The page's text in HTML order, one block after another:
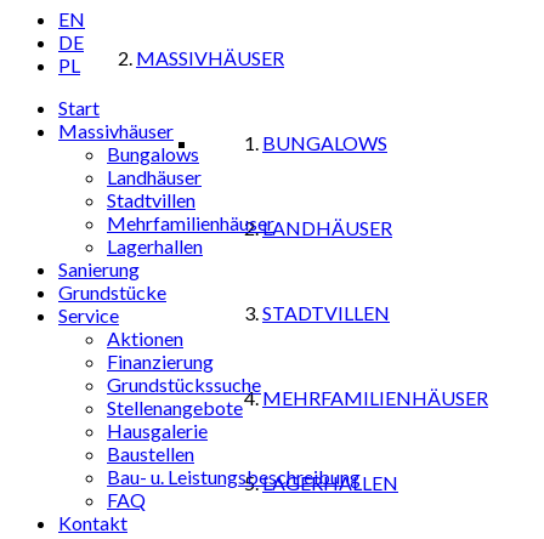
MASSIVHÄUSER
BUNGALOWS
LANDHÄUSER
STADTVILLEN
MEHRFAMILIENHÄUSER
LAGERHALLEN
EN
DE
PL
Start
Massivhäuser
Bungalows
Landhäuser
Stadtvillen
Mehrfamilienhäuser
Lagerhallen
Sanierung
Grundstücke
Service
Aktionen
Finanzierung
Grundstückssuche
Stellenangebote
Hausgalerie
Baustellen
Bau- u. Leistungsbeschreibung
FAQ
Kontakt